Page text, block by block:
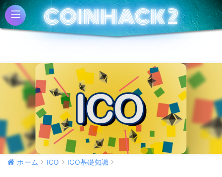
COINHACK 2
COINHACK 2
ホーム ICO ICO基礎知識